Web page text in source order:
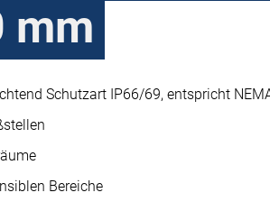
mm
Schutzart IP66/69, entspricht
Bereiche